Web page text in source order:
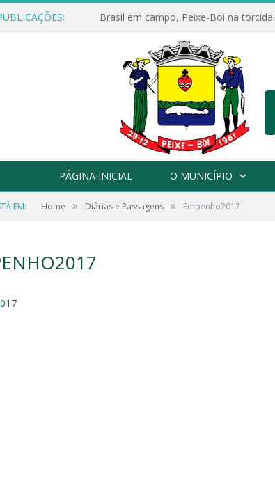
Brasil em campo, Peixe-Boi na torcida!
PÁGINA INICIAL O MUNICÍPIO
EM: Home » Diárias e Passagens » Empenho2017